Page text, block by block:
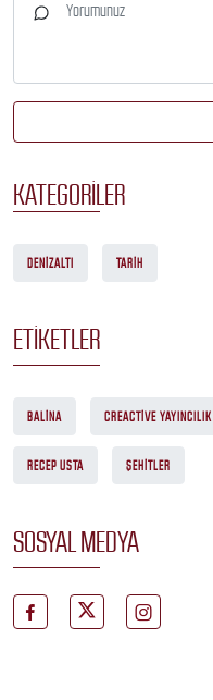
KATEGORILER
DENIZALTI TARIH
ETIKETLER
BALINA CREACTIVE YAYINCILIK
RECEP USTA ŞEHITLER
SOSYAL MEDYA